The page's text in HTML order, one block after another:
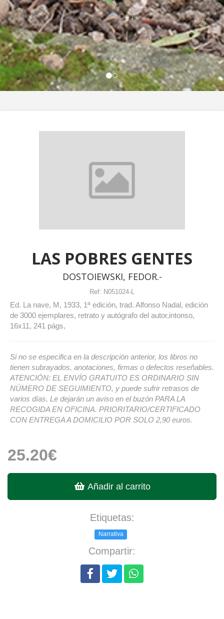
LAS POBRES GENTES
DOSTOIEWSKI, FEDOR.-
Ref: N051024-L
Ed. La nave, M, 1933, 1ª edición, trad. Alfonso Nadal, edición
de 3000 ejemplares, retrato y autógrafo del autor,intonso,
16x11, 241 págs,
Si no se especifica en la descripción anterior, los libros no
tienen subrayados, anotaciones, firmas o defectos reseñables.
ATENCIÓN: EL ENVÍO GRATUITO ES ORDINARIO SIN
NÚMERO DE SEGUIMIENTO, y puede sufrir retrasos de
varios días. Le dejarán un aviso en el buzón PARA LA
RECOGIDA EN OFICINA. PRIORITARIO/CERTIFICADO
CON ENTREGA A DOMICILIO POR SOLO 2,90 euros.
25.20€
Añadir al carrito
Etiquetas:
Narrativa
Compartir: